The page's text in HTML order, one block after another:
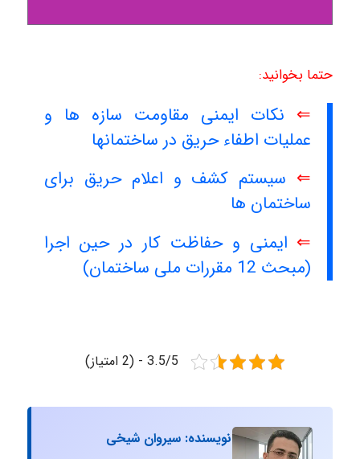
حتما بخوانید:
⇐ نکات ایمنی مقاومت سازه ها و
عملیات اطفاء حریق در ساختمانها
⇐ سیستم کشف و اعلام حریق برای
ساختمان ها
⇐ ایمنی و حفاظت کار در حین اجرا
(مبحث 12 مقررات ملی ساختمان)
3.5/5 - (2 امتیاز)
نویسنده: سیروان شیخی